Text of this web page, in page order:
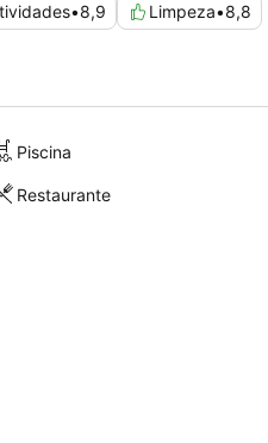
•8,9 Limpeza•8,8
Piscina
Restaurante